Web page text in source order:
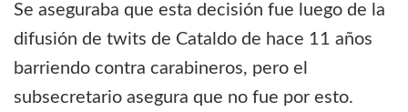
Se aseguraba que esta decisión fue luego de la
difusión de twits de Cataldo de hace 11 años
barriendo contra carabineros, pero el
subsecretario asegura que no fue por esto.